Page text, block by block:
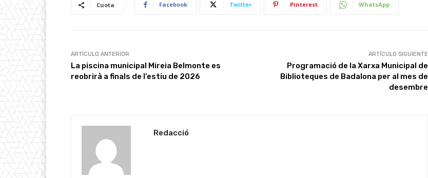
Cuota Facebook Twitter Pinterest WhatsApp
ARTÍCULO ANTERIOR
La piscina municipal Mireia Belmonte es
reobrirà a finals de l’estiu de 2026
ARTÍCULO SIGUIENTE
Programació de la Xarxa Municipal de
Biblioteques de Badalona per al mes de
desembre
Redacció